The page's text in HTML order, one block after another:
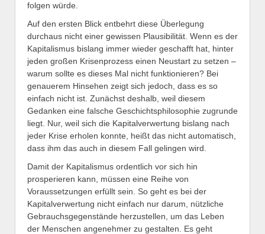
folgen würde.
Auf den ersten Blick entbehrt diese Überlegung
durchaus nicht einer gewissen Plausibilität. Wenn es der
Kapitalismus bislang immer wieder geschafft hat, hinter
jeden großen Krisenprozess einen Neustart zu setzen –
warum sollte es dieses Mal nicht funktionieren? Bei
genauerem Hinsehen zeigt sich jedoch, dass es so
einfach nicht ist. Zunächst deshalb, weil diesem
Gedanken eine falsche Geschichtsphilosophie zugrunde
liegt. Nur, weil sich die Kapitalverwertung bislang nach
jeder Krise erholen konnte, heißt das nicht automatisch,
dass ihm das auch in diesem Fall gelingen wird.
Damit der Kapitalismus ordentlich vor sich hin
prosperieren kann, müssen eine Reihe von
Voraussetzungen erfüllt sein. So geht es bei der
Kapitalverwertung nicht einfach nur darum, nützliche
Gebrauchsgegenstände herzustellen, um das Leben
der Menschen angenehmer zu gestalten. Es geht